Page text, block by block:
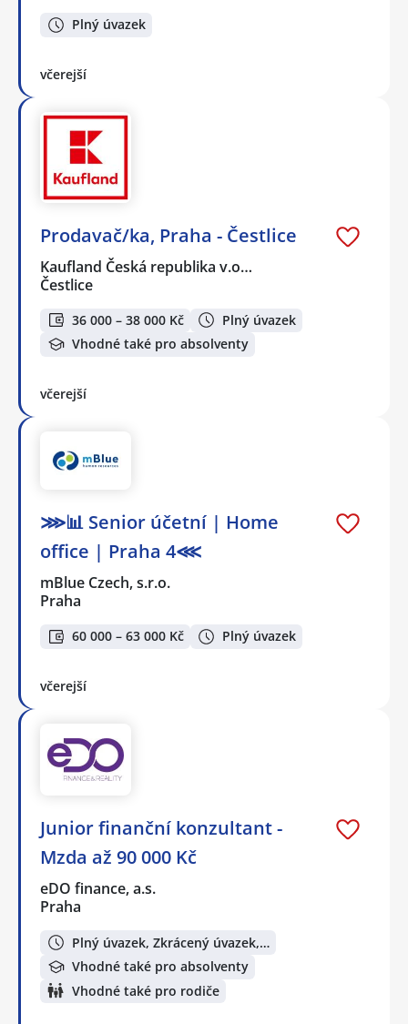
Plný úvazek
včerejší
Prodavač/ka, Praha - Čestlice
Kaufland Česká republika v.o…
Čestlice
36 000 – 38 000 Kč
Plný úvazek
Vhodné také pro absolventy
včerejší
⋙📊 Senior účetní | Home
office | Praha 4⋘
mBlue Czech, s.r.o.
Praha
60 000 – 63 000 Kč Plný úvazek
včerejší
Junior finanční konzultant -
Mzda až 90 000 Kč
eDO finance, a.s.
Praha
Plný úvazek, Zkrácený úvazek,…
Vhodné také pro absolventy
Vhodné také pro rodiče